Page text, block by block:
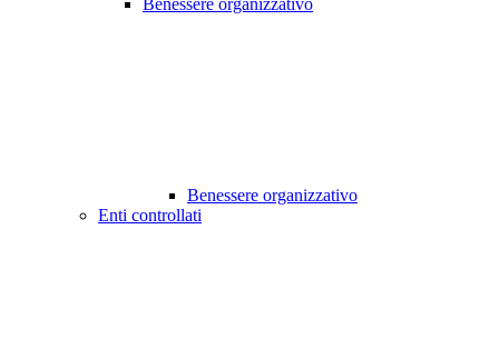
Benessere organizzativo
Benessere organizzativo
Enti controllati